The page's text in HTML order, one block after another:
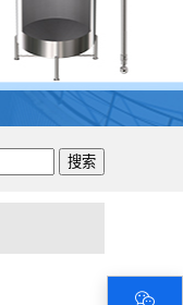
搜索